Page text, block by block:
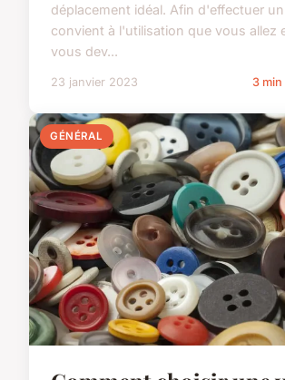
déplacement idéal. Afin d'effectuer
convient à l'utilisation que vous allez
vous dev...
23 janvier 2023 3
GÉNÉRAL